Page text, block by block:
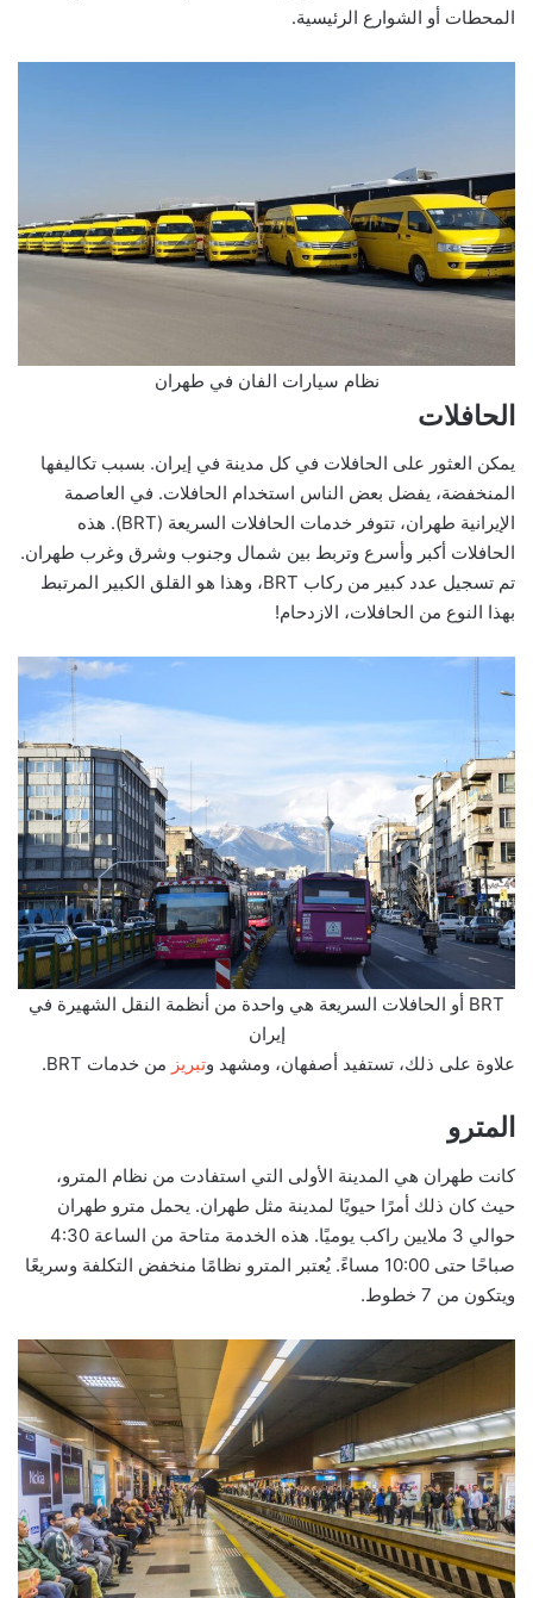
المحطات أو الشوارع الرئيسية.
نظام سيارات الفان في طهران
الحافلات
يمكن العثور على الحافلات في كل مدينة في إيران. بسبب تكاليفها
المنخفضة، يفضل بعض الناس استخدام الحافلات. في العاصمة
الإيرانية طهران، تتوفر خدمات الحافلات السريعة (BRT). هذه
الحافلات أكبر وأسرع وتربط بين شمال وجنوب وشرق وغرب طهران.
تم تسجيل عدد كبير من ركاب BRT، وهذا هو القلق الكبير المرتبط
بهذا النوع من الحافلات، الازدحام!
BRT أو الحافلات السريعة هي واحدة من أنظمة النقل الشهيرة في
إيران
علاوة على ذلك، تستفيد أصفهان، ومشهد وتبريز من خدمات BRT.
المترو
كانت طهران هي المدينة الأولى التي استفادت من نظام المترو،
حيث كان ذلك أمرًا حيويًا لمدينة مثل طهران. يحمل مترو طهران
حوالي 3 ملايين راكب يوميًا. هذه الخدمة متاحة من الساعة 4:30
صباحًا حتى 10:00 مساءً. يُعتبر المترو نظامًا منخفض التكلفة وسريعًا
ويتكون من 7 خطوط.